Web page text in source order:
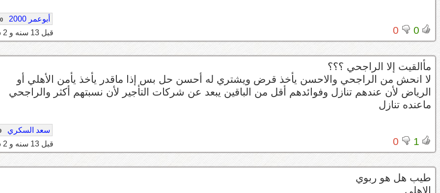
0
0
أبوعمر 2000
قبل 13 سنه و 2 شهر
مأالقيت إلا الراجحي ؟؟؟
لا انحش من الراجحي والاحسن يأخذ قرض ويشتري له أحسن حل بس إذا ماقدر يأخذ يأمن الأهلي أو
الرياض لأن عندهم تنازل وفوائدهم أقل من الباقين يبعد عن شركات التأجير لأن نسبتهم أكثر والراجحي
ماعنده تنازل
1
0
سعد السكري
قبل 13 سنه و 2 شهر
طيب هل هو ربوي
الاهلي